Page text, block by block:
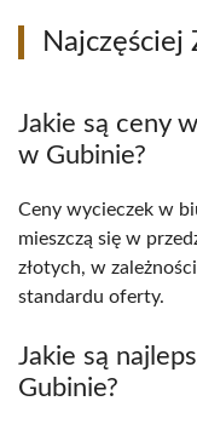
Najczęściej
Jakie są ceny
w Gubinie?
Ceny wycieczek w
mieszczą się w
złotych, w
standardu oferty.
Jakie są
Gubinie?